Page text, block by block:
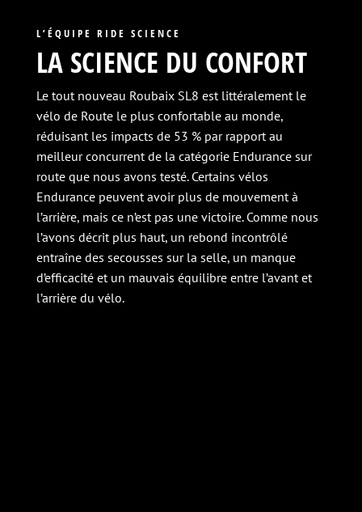
L’ÉQUIPE RIDE SCIENCE
LA SCIENCE DU CONFORT
Le tout nouveau Roubaix SL8 est littéralement le
vélo de Route le plus confortable au monde,
réduisant les impacts de 53 % par rapport au
meilleur concurrent de la catégorie Endurance sur
route que nous avons testé. Certains vélos
Endurance peuvent avoir plus de mouvement à
l’arrière, mais ce n’est pas une victoire. Comme nous
l’avons décrit plus haut, un rebond incontrôlé
entraîne des secousses sur la selle, un manque
d’efficacité et un mauvais équilibre entre l’avant et
l’arrière du vélo.